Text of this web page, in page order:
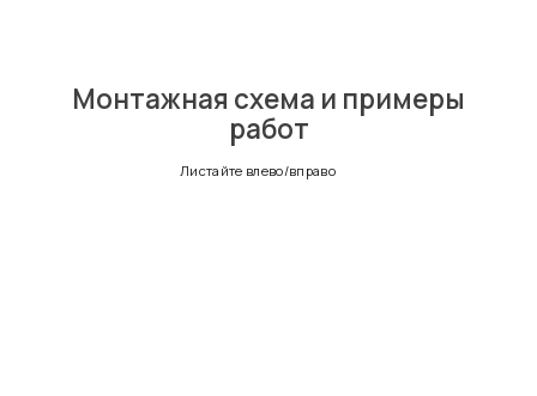
Монтажная схема и примеры
работ
Листайте влево/вправо